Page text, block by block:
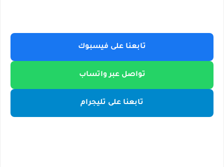
تابعنا على فيسبوك
تواصل عبر واتساب
تابعنا على تليجرام